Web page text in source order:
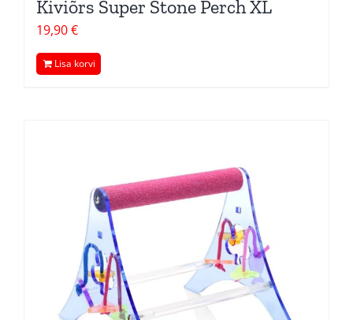
Kiviõrs Super Stone Perch XL
19,90€
Lisa korvi